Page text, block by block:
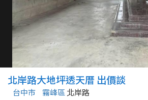
2026 台北降價好屋限量釋出
2026 新北降
2026 台中降價好屋限量釋出
2026 台南降
2026 高雄降價好屋限量釋出
縣市
不限
區域
北岸路大地坪透天厝 出價談
台中市 霧峰區 北岸路